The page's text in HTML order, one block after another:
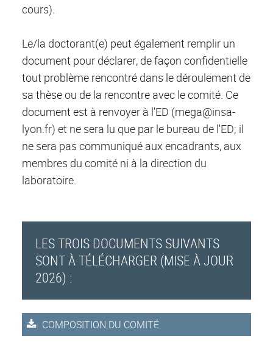
cours).
Le/la doctorant(e) peut également remplir un
document pour déclarer, de façon confidentielle
tout problème rencontré dans le déroulement de
sa thèse ou de la rencontre avec le comité. Ce
document est à renvoyer à l'ED (mega@insa-
lyon.fr) et ne sera lu que par le bureau de l'ED; il
ne sera pas communiqué aux encadrants, aux
membres du comité ni à la direction du
laboratoire.
LES TROIS DOCUMENTS SUIVANTS
SONT À TÉLÉCHARGER (MISE À JOUR
2026) :
COMPOSITION DU COMITÉ